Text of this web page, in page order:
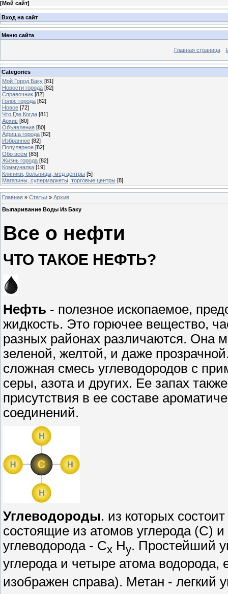
[Мой сайт]
Вход на сайт
Меню сайта
Главная страница
Categories
Мой Город Баку [81]
Новости города [82]
Справочник [82]
Голос города [82]
Новое [72]
Что Где Когда [81]
Архив [80]
Объявления [80]
Афиша города [82]
Избранное [82]
Популярное [82]
Обо всём [83]
Жизнь города [82]
Коммуналка [19]
Клиники, больницы, мед центры [5]
Магазины, супермаркеты, торговые центры [8]
Главная » Статьи » Архив
Выпаривание Воды Из Баку
Все о нефти
ЧТО ТАКОЕ НЕФТЬ?
Нефть - полезное ископаемое,
жидкость. Это горючее вещество,
разных районах различаются. Она
зеленой, желтой, и даже
сложная смесь углеводородов с
серы, азота и других. Ее запах
присутствия в ее составе
соединений.
Углеводороды. из которых
состоящие из атомов углерода
углеводорода - Cx Hy. Простейший
углерода и четыре атома водорода,
изображен справа). Метан - легкий